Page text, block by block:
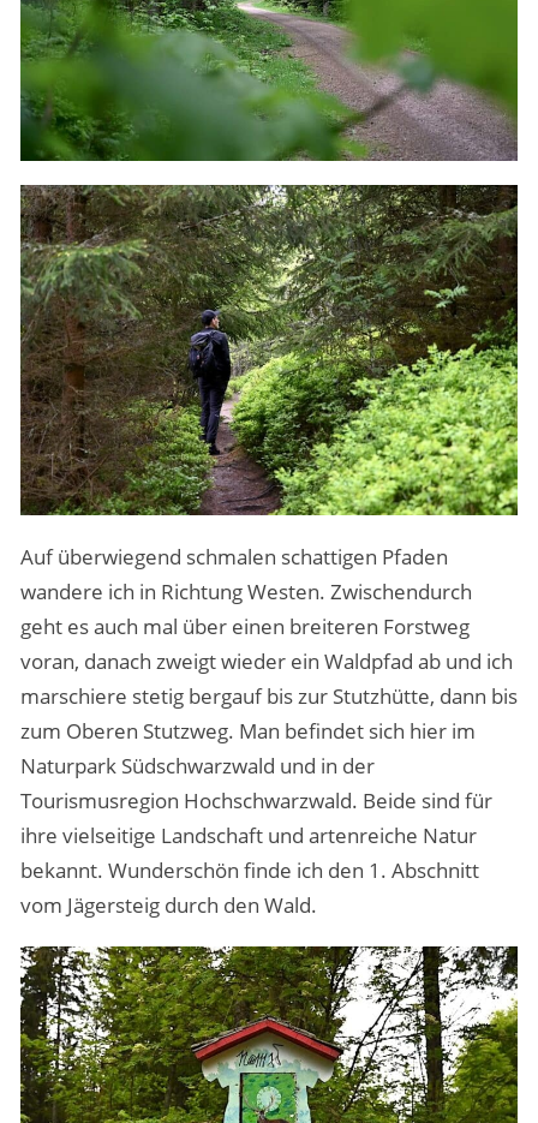
Auf überwiegend schmalen schattigen Pfaden
wandere ich in Richtung Westen. Zwischendurch
geht es auch mal über einen breiteren Forstweg
voran, danach zweigt wieder ein Waldpfad ab und ich
marschiere stetig bergauf bis zur Stutzhütte, dann bis
zum Oberen Stutzweg. Man befindet sich hier im
Naturpark Südschwarzwald und in der
Tourismusregion Hochschwarzwald. Beide sind für
ihre vielseitige Landschaft und artenreiche Natur
bekannt. Wunderschön finde ich den 1. Abschnitt
vom Jägersteig durch den Wald.